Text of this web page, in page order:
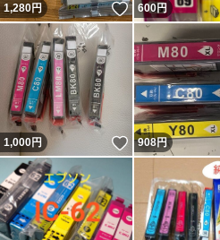
1,280円 いいね！
600円
1,000円 いいね！
908円